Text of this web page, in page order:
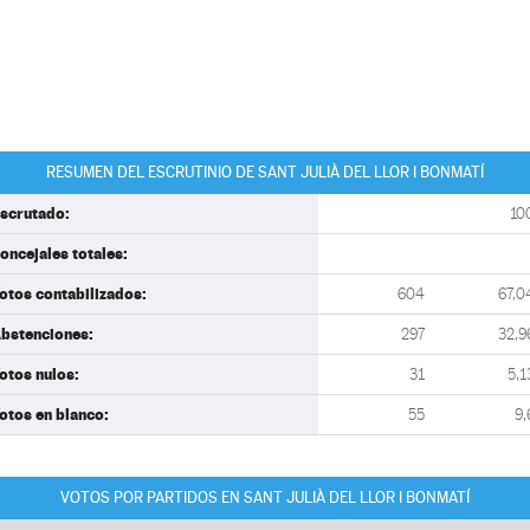
RESUMEN DEL ESCRUTINIO DE SANT JULIÀ DEL LLOR I BONMATÍ
totales:
contabilizados: 604
297
nulos: 31
en blanco: 55
VOTOS POR PARTIDOS EN SANT JULIÀ DEL LLOR I BONMATÍ